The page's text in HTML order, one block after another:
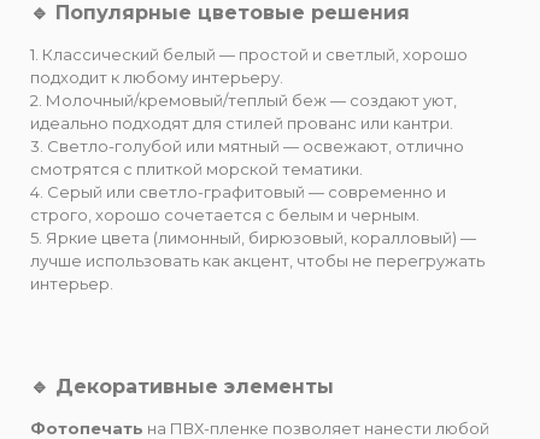
🔹 Популярные цветовые решения
1. Классический белый — простой и светлый, хорошо
подходит к любому интерьеру.
2. Молочный/кремовый/теплый беж — создают уют,
идеально подходят для стилей прованс или кантри.
3. Светло-голубой или мятный — освежают, отлично
смотрятся с плиткой морской тематики.
4. Серый или светло-графитовый — современно и
строго, хорошо сочетается с белым и черным.
5. Яркие цвета (лимонный, бирюзовый, коралловый) —
лучше использовать как акцент, чтобы не перегружать
интерьер.
🔹 Декоративные элементы
Фотопечать на ПВХ-пленке позволяет нанести любой